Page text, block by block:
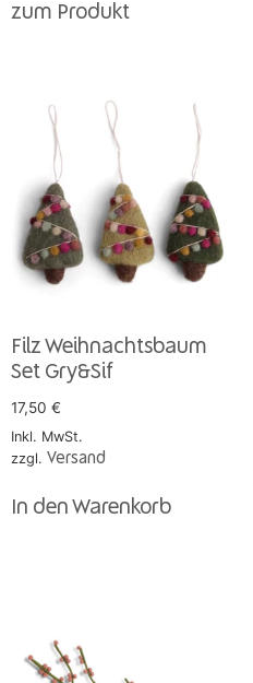
zum Produkt
Filz Weihnachtsbaum
Set Gry&Sif
17,50 €
Inkl. MwSt.
zzgl. Versand
In den Warenkorb